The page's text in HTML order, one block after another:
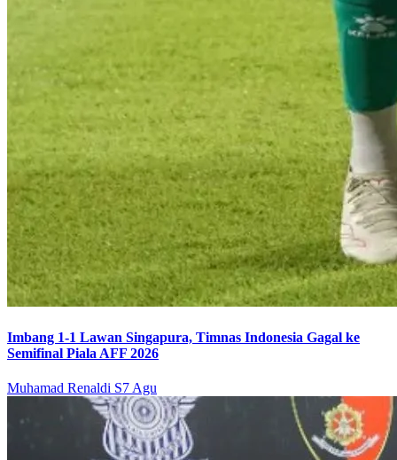
Imbang 1-1 Lawan Singapura, Timnas Indonesia Gagal ke
Semifinal Piala AFF 2026
Muhamad Renaldi S7 Agu